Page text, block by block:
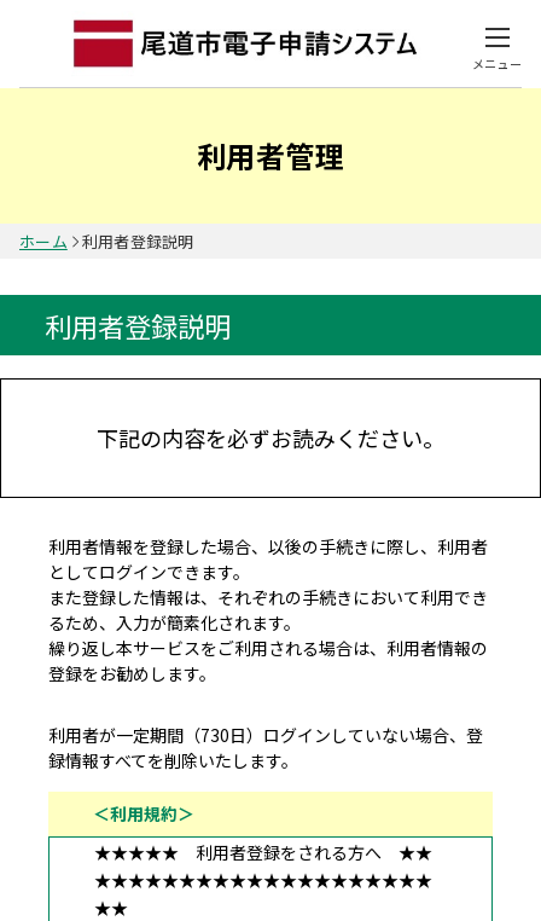
メニュー
利用者管理
ホーム 利用者登録説明
利用者登録説明
下記の内容を必ずお読みください。
利用者情報を登録した場合、以後の手続きに際し、利用者
としてログインできます。
また登録した情報は、それぞれの手続きにおいて利用でき
るため、入力が簡素化されます。
繰り返し本サービスをご利用される場合は、利用者情報の
登録をお勧めします。
利用者が一定期間（730日）ログインしていない場合、登
録情報すべてを削除いたします。
＜利用規約＞
★★★★★ 利用者登録をされる方へ ★★
★★★★★★★★★★★★★★★★★★★★
★★